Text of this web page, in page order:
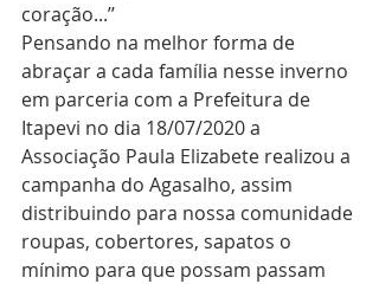
coração...’’
Pensando na melhor forma de
abraçar a cada família nesse inverno
em parceria com a Prefeitura de
Itapevi no dia 18/07/2020 a
Associação Paula Elizabete realizou a
campanha do Agasalho, assim
distribuindo para nossa comunidade
roupas, cobertores, sapatos o
mínimo para que possam passam